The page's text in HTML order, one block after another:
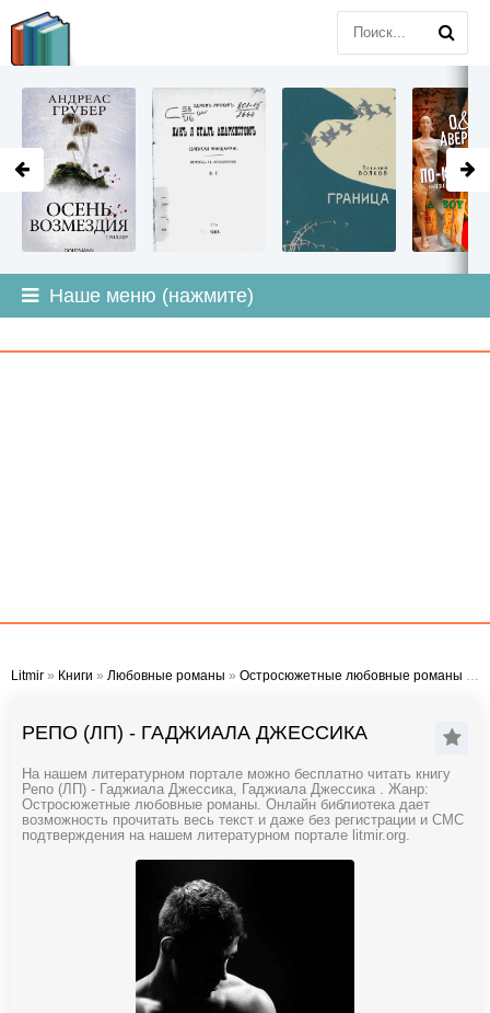
Наше меню (нажмите)
Litmir » Книги » Любовные романы » Остросюжетные любовные романы
РЕПО (ЛП) - ГАДЖИАЛА ДЖЕССИКА
На нашем литературном портале можно бесплатно читать книгу
Репо (ЛП) - Гаджиала Джессика, Гаджиала Джессика . Жанр:
Остросюжетные любовные романы. Онлайн библиотека дает
возможность прочитать весь текст и даже без регистрации и СМС
подтверждения на нашем литературном портале litmir.org.
LITMIR.ORG